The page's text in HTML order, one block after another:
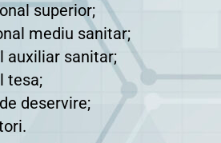
superior;
mediu sanitar;
auxiliar sanitar;
tesa;
deservire;